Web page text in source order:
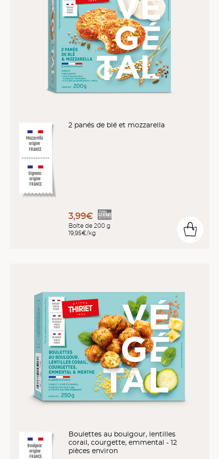
Mozzarella
origine
FRANCE
Oignons
origine
FRANCE
2 panés de blé et mozzarella
3,99€
Boîte de 200 g
19,95€/kg
Boulgour
origine
FRANCE
Boulettes au boulgour, lentilles
corail, courgette, emmental - 12
pièces environ